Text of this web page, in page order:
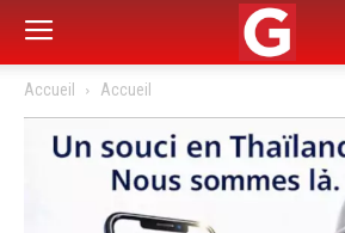
Accueil Accueil